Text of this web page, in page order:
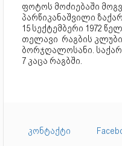
ფოტოს მოძიებაში
პარწიკანაშვილი
15 სექტემბერი 1972
თელავი რაგბის
ბორჯღალოსანი.
7 კაცა რაგბში.
კონტაქტი